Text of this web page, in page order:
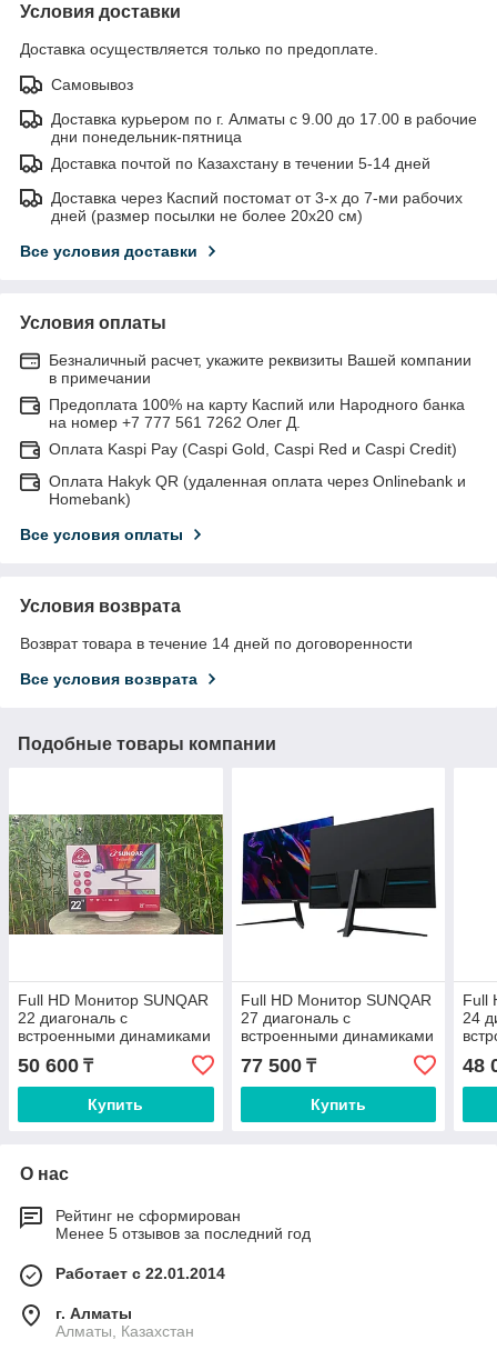
Условия доставки
Доставка осуществляется только по предоплате.
Самовывоз
Доставка курьером по г. Алматы с 9.00 до 17.00 в рабочие
дни понедельник-пятница
Доставка почтой по Казахстану в течении 5-14 дней
Доставка через Каспий постомат от 3-х до 7-ми рабочих
дней (размер посылки не более 20х20 см)
Все условия доставки
Условия оплаты
Безналичный расчет, укажите реквизиты Вашей компании
в примечании
Предоплата 100% на карту Каспий или Народного банка
на номер +7 777 561 7262 Олег Д.
Оплата Kaspi Pay (Caspi Gold, Caspi Red и Caspi Credit)
Оплата Hakyk QR (удаленная оплата через Onlinebank и
Homebank)
Все условия оплаты
Условия возврата
Возврат товара в течение 14 дней по договоренности
Все условия возврата
Подобные товары компании
Full HD Монитор SUNQAR
22 диагональ с
встроенными динамиками
50 600 ₸
Купить
Full HD Монитор SUNQAR
27 диагональ с
встроенными динамиками
77 500₸
Купить
Full
24
48
О нас
Рейтинг не сформирован
Менее 5 отзывов за последний год
Работает с 22.01.2014
г. Алматы
Алматы, Казахстан